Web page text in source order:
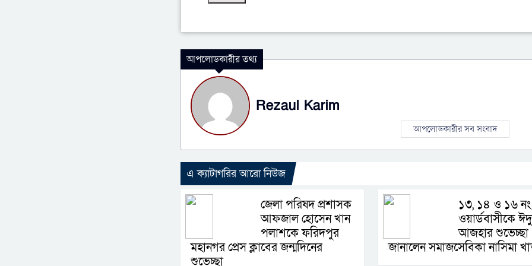
আপলোডকারীর তথ্য
Rezaul Karim
আপলোডকারীর সব সংবাদ
এ ক্যাটাগরির আরো নিউজ
জেলা পরিষদ প্রশাসক
আফজাল হোসেন খান
পলাশকে ফরিদপুর
মহানগর প্রেস ক্লাবের জন্মদিনের
শুভেচ্ছা
১৩, ১৪ ও ১৬ নং
ওয়ার্ডবাসীকে
আজহার শুভেচ্ছা
জানালেন সমাজসেবিকা নাসিমা